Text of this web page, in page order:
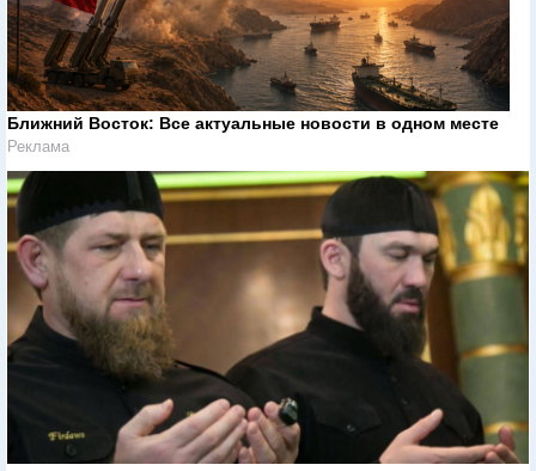
Ближний Восток: Все актуальные новости в одном месте
Реклама